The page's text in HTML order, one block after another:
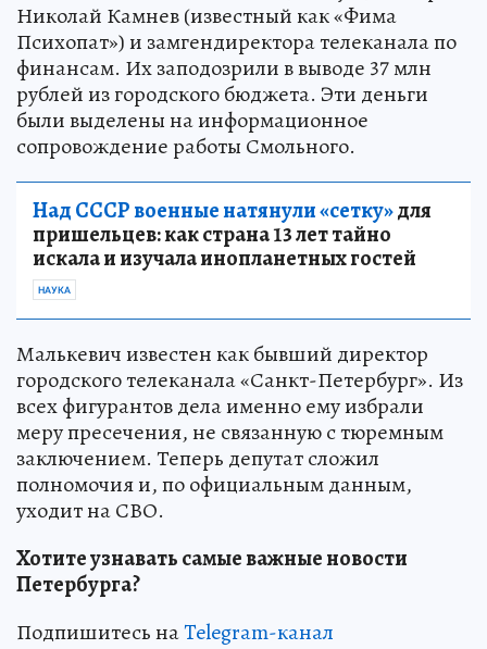
Николай Камнев (известный как «Фима
Психопат») и замгендиректора телеканала по
финансам. Их заподозрили в выводе 37 млн
рублей из городского бюджета. Эти деньги
были выделены на информационное
сопровождение работы Смольного.
Над СССР военные натянули «сетку»для
пришельцев: как страна 13 лет тайно
искала и изучала инопланетных гостей
НАУКА
Малькевич известен как бывший директор
городского телеканала «Санкт-Петербург». Из
всех фигурантов дела именно ему избрали
меру пресечения, не связанную с тюремным
заключением. Теперь депутат сложил
полномочия и, по официальным данным,
уходит на СВО.
Хотите узнавать самые важные новости
Петербурга?
Подпишитесь наTelegram-канал